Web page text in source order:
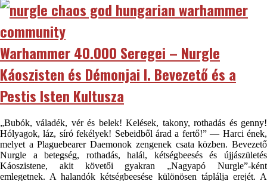
Warhammer 40.000 Seregei – Nurgle
Káoszisten és Démonjai I. Bevezető és a
Pestis Isten Kultusza
„Bubók, váladék, vér és belek! Kelések, takony, rothadás és genny!
Hólyagok, láz, síró fekélyek! Sebeidből árad a fertő!” — Harci ének,
melyet a Plaguebearer Daemonok zengenek csata közben. Bevezető
Nurgle a betegség, rothadás, halál, kétségbeesés és újjászületés
Káoszistene, akit követői gyakran „Nagyapó Nurgle”-ként
emlegetnek. A halandók kétségbeesése különösen táplálja erejét. A